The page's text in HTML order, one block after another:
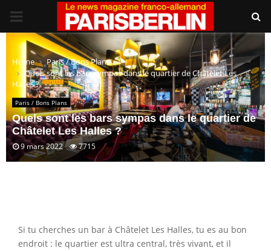
PRIMARY
MENU
Home
Paris / Bons Plans
Quels sont les bars sympas dans le quartier de Châtelet Les
Halles ?
Paris / Bons Plans
Quels sont les bars sympas dans le quartier de
Châtelet Les Halles ?
9 mars 2022 7715
Si tu cherches un bar à Châtelet Les Halles, tu es au bon
endroit : le quartier est ultra central, très vivant, et il